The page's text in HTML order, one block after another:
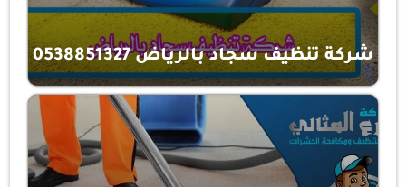
شركة تنظيف سجاد بالرياض 0538851327